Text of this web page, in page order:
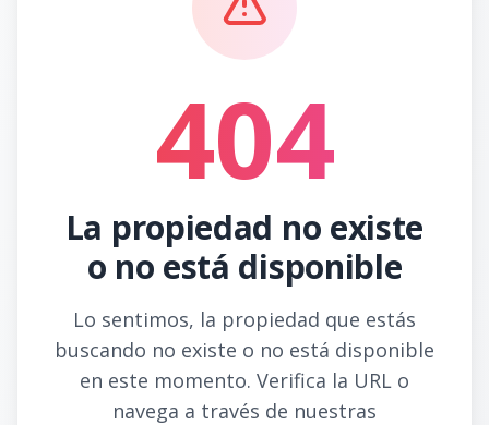
404
La propiedad no existe
o no está disponible
Lo sentimos, la propiedad que estás
buscando no existe o no está disponible
en este momento. Verifica la URL o
navega a través de nuestras